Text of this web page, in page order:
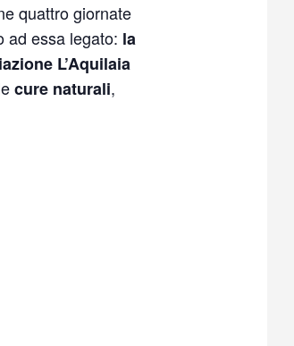
quattro giornate
ad essa legato: la
L’Aquilaia
cure naturali,